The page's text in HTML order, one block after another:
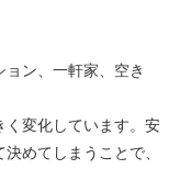
ン、一軒家、空き
く変化しています。安
めてしまうことで、